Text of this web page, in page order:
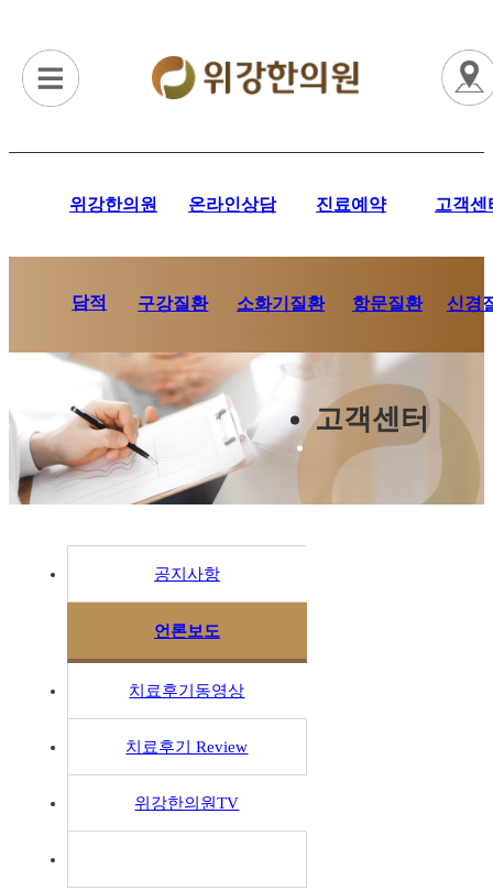
위강한의원 온라인상담 진료예약 고객센
담적 구강질환 소화기질환 항문질환 신경
고객센터
공지사항
언론보도
치료후기동영상
치료후기 Review
위강한의원TV